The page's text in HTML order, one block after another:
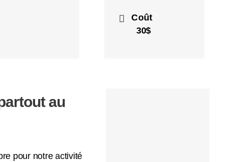
Coût
30$
au
pour notre activité